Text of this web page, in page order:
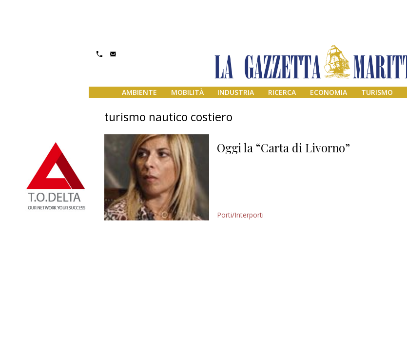
AMBIENTE MOBILITÀ INDUSTRIA RICERCA ECONOMIA TURISMO
turismo nautico costiero
Oggi la “Carta di Livorno”
Porti/Interporti